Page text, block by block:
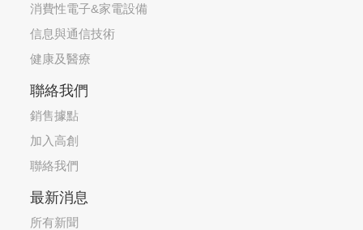
消費性電子&家電設備
信息與通信技術
健康及醫療
聯絡我們
銷售據點
加入高創
聯絡我們
最新消息
所有新聞